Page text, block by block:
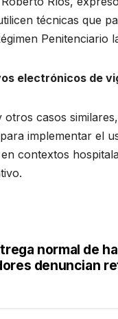
técnicas que
Penitenciario
electrónicos de
otros casos
implementar el
contextos
normal de
denuncian